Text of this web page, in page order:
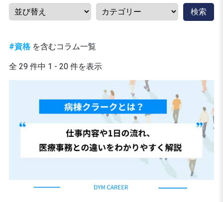
検索
#資格を含むコラム一覧
全 29 件中 1 - 20 件を表示